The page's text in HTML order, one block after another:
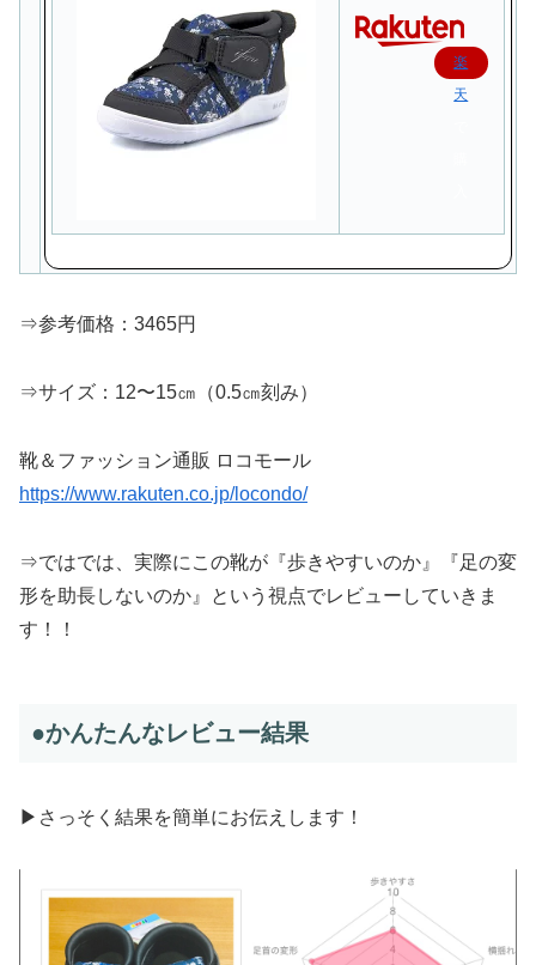
楽
天
⇒参考価格：3465円
⇒サイズ：12〜15㎝（0.5㎝刻み）
靴＆ファッション通販 ロコモール
https://www.rakuten.co.jp/locondo/
⇒ではでは、実際にこの靴が『歩きやすいのか』『足の変
形を助長しないのか』という視点でレビューしていきま
す！！
●かんたんなレビュー結果
▶︎さっそく結果を簡単にお伝えします！